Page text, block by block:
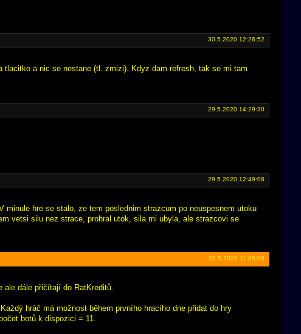
30.5.2020 12:26:52
tlacitko a nic se nestane (tl. zmizi). Kdyz dam refresh, tak se mi tam
29.5.2020 14:29:30
29.5.2020 12:49:08
minule hre se stalo, ze tem poslednim strazcum po neuspesnem utoku
vetsi silu nez strace, prohral utok, sila mi ubyla, ale strazcovi se
29.5.2020 11:09:08
ale dále přičítají do RatKreditů.
hráč má možnost během prvního hracího dne přidat do hry
botů k dispozici = 11.